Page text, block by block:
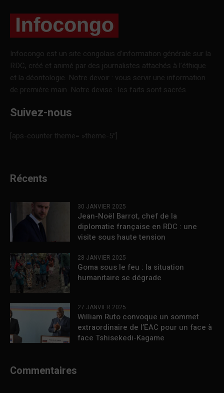
Infocongo est un site congolais d’information générale sur la
RDC, créé et animé par des journalistes attachés à l’éthique
et la déontologie. Notre devoir : vous servir une information
de première main. Notre devise : les faits sont sacrés.
Suivez-nous
[aps-counter theme= »theme-5″]
Récents
30 JANVIER 2025
Jean-Noël Barrot, chef de la
diplomatie française en RDC : une
visite sous haute tension
28 JANVIER 2025
Goma sous le feu : la situation
humanitaire se dégrade
27 JANVIER 2025
William Ruto convoque un sommet
extraordinaire de l’EAC pour un face à
face Tshisekedi-Kagame
Commentaires